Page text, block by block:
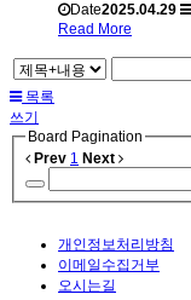
Date2025.04.29
Read More
목록
쓰기
Board Pagination
Prev 1 Next
개인정보처리방침
이메일수집거부
오시는길